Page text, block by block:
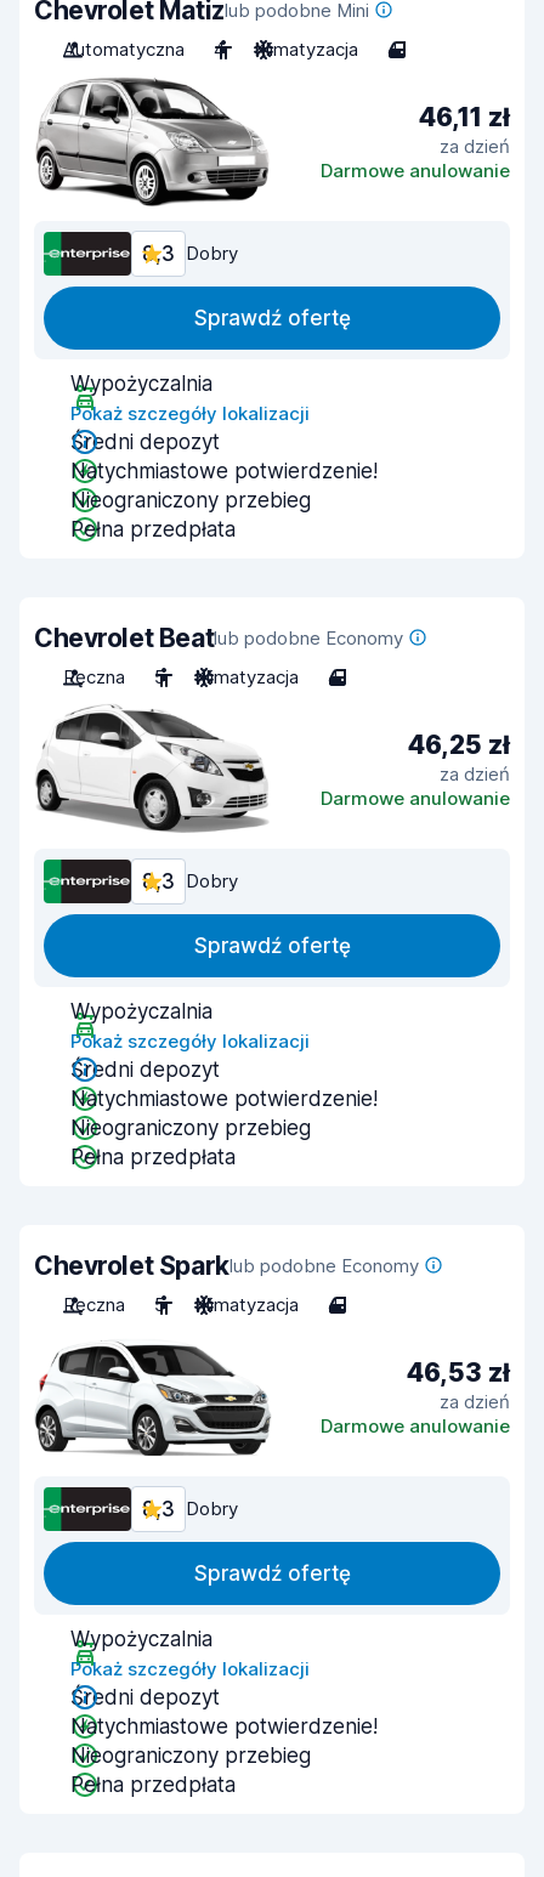
Chevrolet Matizlub podobne Mini
Automatyczna
4 Klimatyzacja 4
46,11 zł
za dzień
Darmowe anulowanie
8,3 Dobry
Sprawdź ofertę
Wypożyczalnia
Pokaż szczegóły lokalizacji
Średni depozyt
Natychmiastowe potwierdzenie!
Nieograniczony przebieg
Pełna przedpłata
Chevrolet Beatlub podobne Economy
Ręczna
5 Klimatyzacja 4
46,25 zł
za dzień
Darmowe anulowanie
8,3 Dobry
Sprawdź ofertę
Wypożyczalnia
Pokaż szczegóły lokalizacji
Średni depozyt
Natychmiastowe potwierdzenie!
Nieograniczony przebieg
Pełna przedpłata
Chevrolet Sparklub podobne Economy
Ręczna
5 Klimatyzacja 4
46,53 zł
za dzień
Darmowe anulowanie
8,3 Dobry
Sprawdź ofertę
Wypożyczalnia
Pokaż szczegóły lokalizacji
Średni depozyt
Natychmiastowe potwierdzenie!
Nieograniczony przebieg
Pełna przedpłata